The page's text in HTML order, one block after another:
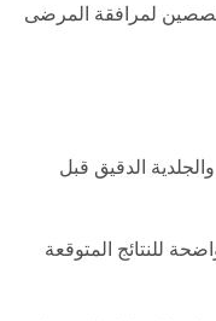
لمرافقة المرضى
الدقيق قبل
للنتائج المتوقعة